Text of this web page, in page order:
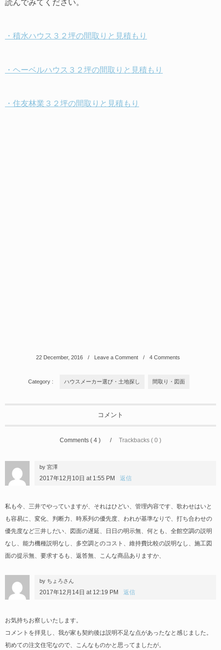
読んでみてください。
・積水ハウス３２坪の間取りと見積もり
・ヘーベルハウス３２坪の間取りと見積もり
・住友林業３２坪の間取りと見積もり
22 December, 2016 Leave a Comment 4 Comments
Category : ハウスメーカー選び・土地探し 間取り・図面
コメント
Comments ( 4 ) Trackbacks ( 0 )
by 宮澤
2017年12月10日 at 1:55 PM 返信
私も今、三井でやっていますが、それはひどい、管理内容です、歌わせはいと
も容易に、変化、判断力、時系列の優先度、われが基準なりで、打ち合わせの
優先度など三井しだい、図面の遅延、日日の明示無、何とも、全館空調の説明
なし、能力機種説明なし、多空調とのコスト、維持費比較の説明なし、施工図
面の提示無、要求するも、返答無、こんな商品ありますか、
by ちょろさん
2017年12月14日 at 12:19 PM 返信
お気持ちお察しいたします。
コメントを拝見し、我が家も契約後は説明不足な点があったなと感じました。
初めての注文住宅なので、こんなものかと思ってましたが。